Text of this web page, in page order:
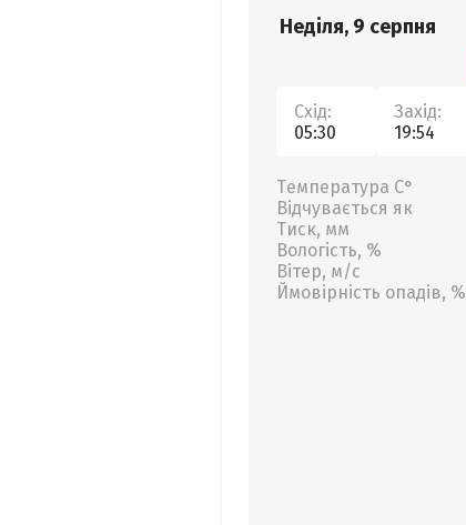
Неділя, 9 серпня
Схід:
05:30
Захід:
19:54
Температура С°
Відчувається як
Тиск, мм
Вологість, %
Вітер, м/с
Ймовірність опадів, %